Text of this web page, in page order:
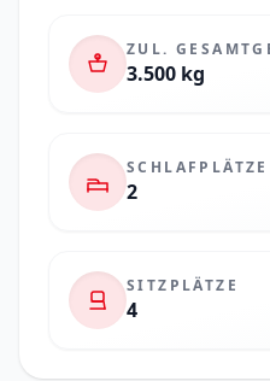
ZUL.
3.500 kg
SCHLAFPLÄTZE
2
SITZPLÄTZE
4